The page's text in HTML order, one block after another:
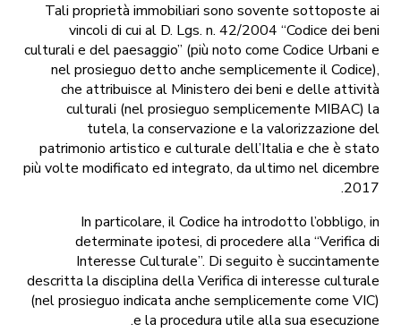
Tali proprietà immobiliari sono sovente sottoposte ai
vincoli di cui al D. Lgs. n. 42/2004 “Codice dei beni
culturali e del paesaggio” (più noto come Codice Urbani e
nel prosieguo detto anche semplicemente il Codice),
che attribuisce al Ministero dei beni e delle attività
culturali (nel prosieguo semplicemente MIBAC) la
tutela, la conservazione e la valorizzazione del
patrimonio artistico e culturale dell’Italia e che è stato
più volte modificato ed integrato, da ultimo nel dicembre
2017.
In particolare, il Codice ha introdotto l’obbligo, in
determinate ipotesi, di procedere alla “Verifica di
Interesse Culturale”. Di seguito è succintamente
descritta la disciplina della Verifica di interesse culturale
(nel prosieguo indicata anche semplicemente come VIC)
e la procedura utile alla sua esecuzione.